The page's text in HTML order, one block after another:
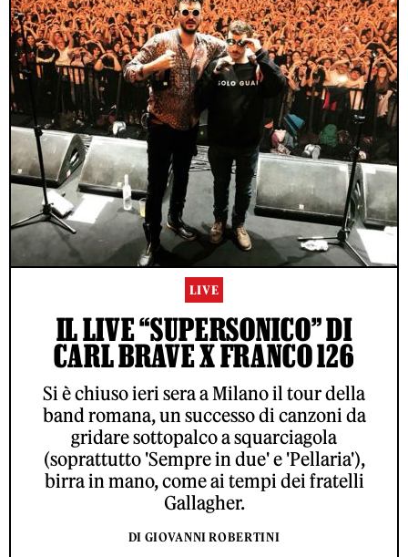
LIVE
IL LIVE “SUPERSONICO” DI
CARL BRAVE X FRANCO 126
Si è chiuso ieri sera a Milano il tour della
band romana, un successo di canzoni da
gridare sottopalco a squarciagola
(soprattutto 'Sempre in due' e 'Pellaria'),
birra in mano, come ai tempi dei fratelli
Gallagher.
DI GIOVANNI ROBERTINI